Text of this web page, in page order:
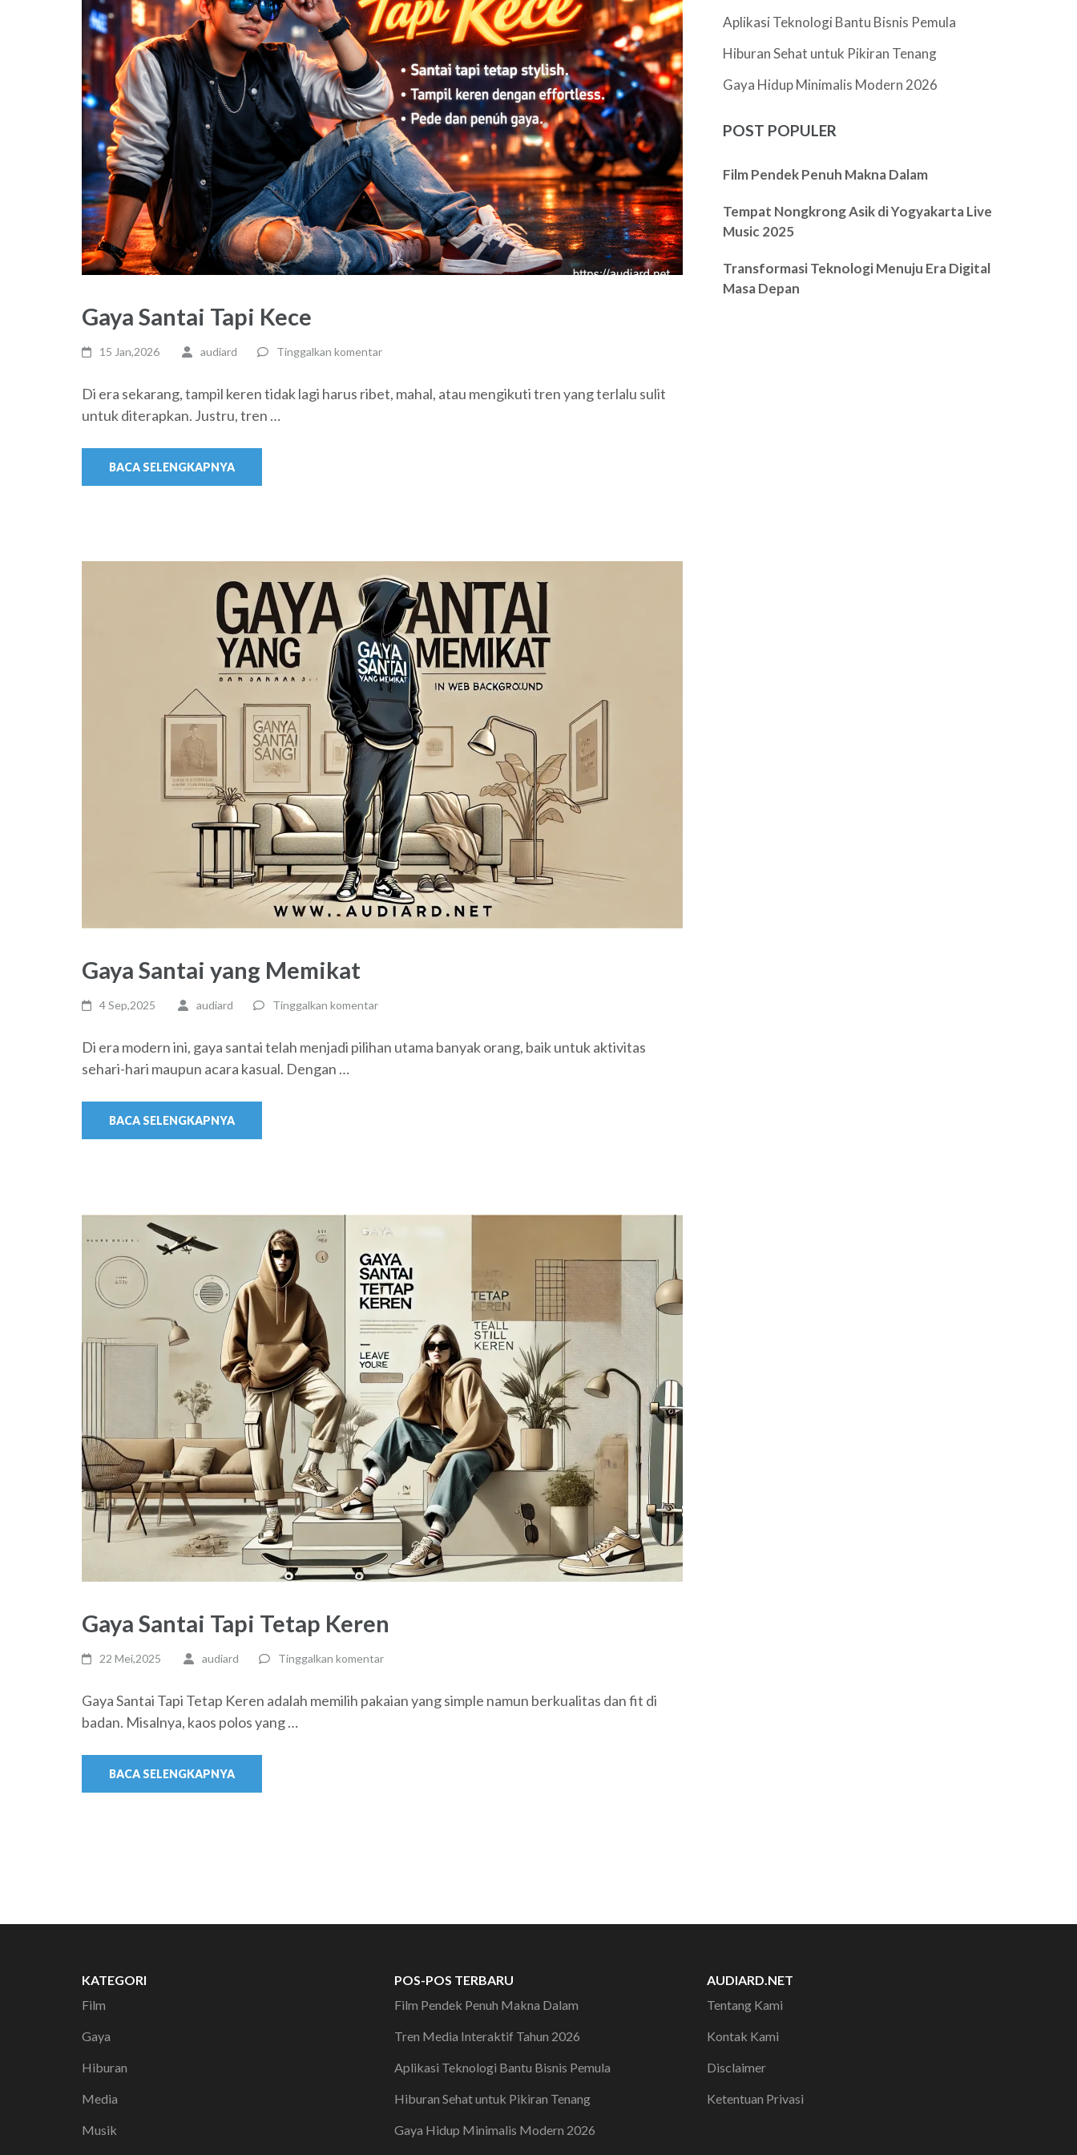
Gaya Santai Tapi Kece
15 Jan,2026 audiard Tinggalkan komentar
Di era sekarang, tampil keren tidak lagi harus ribet, mahal, atau mengikuti tren yang terlalu sulit
untuk diterapkan. Justru, tren …
BACA SELENGKAPNYA
Gaya Santai yang Memikat
4 Sep,2025 audiard Tinggalkan komentar
Di era modern ini, gaya santai telah menjadi pilihan utama banyak orang, baik untuk aktivitas
sehari-hari maupun acara kasual. Dengan …
BACA SELENGKAPNYA
Gaya Santai Tapi Tetap Keren
22 Mei,2025 audiard Tinggalkan komentar
Gaya Santai Tapi Tetap Keren adalah memilih pakaian yang simple namun berkualitas dan fit di
badan. Misalnya, kaos polos yang …
BACA SELENGKAPNYA
Aplikasi Teknologi Bantu Bisnis Pemula
Hiburan Sehat untuk Pikiran Tenang
Gaya Hidup Minimalis Modern 2026
POST POPULER
Film Pendek Penuh Makna Dalam
Tempat Nongkrong Asik di Yogyakarta Live
Music 2025
Transformasi Teknologi Menuju Era Digital
Masa Depan
KATEGORI
Film
Gaya
Hiburan
Media
Musik
POS-POS TERBARU
Film Pendek Penuh Makna Dalam
Tren Media Interaktif Tahun 2026
Aplikasi Teknologi Bantu Bisnis Pemula
Hiburan Sehat untuk Pikiran Tenang
Gaya Hidup Minimalis Modern 2026
AUDIARD.NET
Tentang Kami
Kontak Kami
Disclaimer
Ketentuan Privasi